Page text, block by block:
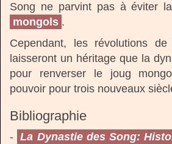
Song ne parvint pas à éviter
mongols .
Cependant, les révolutions
laisseront un héritage que la
pour renverser le joug
pouvoir pour trois nouveaux
Bibliographie
- La Dynastie des Song: